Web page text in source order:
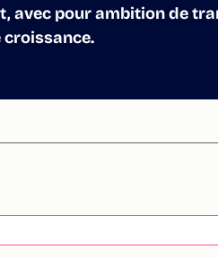
avec pour ambition de